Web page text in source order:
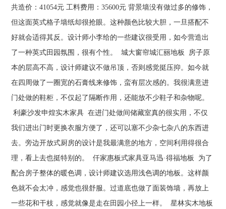
共造价：41054元 工料费用：35600元 背景墙没有做过多的修饰，
但这面英式格子墙纸却很抢眼。这种颜色比较大胆，一旦搭配不
好就会适得其反。设计师小李给的一些建议很受用，如今营造出
了一种英式田园氛围，很有个性。 城大窗帘城汇丽地板 房子原
本的层高不高，设计师建议不做吊顶，否则感觉挺压抑。如今就
在四周做了一圈宽的石膏线来修饰，蛮有层次感的。我很满意进
门处做的鞋柜，不仅起了隔断作用，还能放不少鞋子和杂物呢。
利豪沙发申煌实木家具 在进门处做间储藏室真的很实用，不仅
我们进出门时更换衣服方便了，还可以塞不少杂七杂八的东西进
去。旁边开放式厨房的设计是我最满意的地方，空间利用得很合
理，看上去也挺特别的。 仟家惠板式家具亚马迅·得福地板 为了
配合房子整体的暖色调，设计师建议选用浅色调的地板。这样颜
色就不会太冲，感觉也很舒服。过道底也做了面装饰墙，再放上
一些花和干枝，感觉就像是走在田园小径上一样。 星林实木地板